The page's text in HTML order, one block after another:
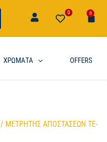
0 0
ΧΡΩΜΑΤΑ OFFERS
/ ΜΕΤΡΗΤΗΣ ΑΠΟΣΤΑΣΕΩΝ TE-